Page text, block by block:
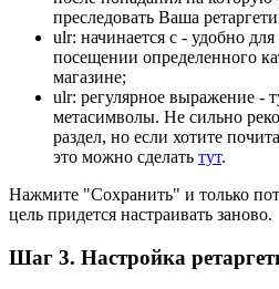
преследовать Ваша
ulr: начинается с - удобно
посещении определенного
магазине;
ulr: регулярное выражение -
метасимволы. Не сильно
раздел, но если хотите
это можно сделать тут.
Нажмите "Сохранить" и только
цель придется настраивать заново.
Шаг 3. Настройка